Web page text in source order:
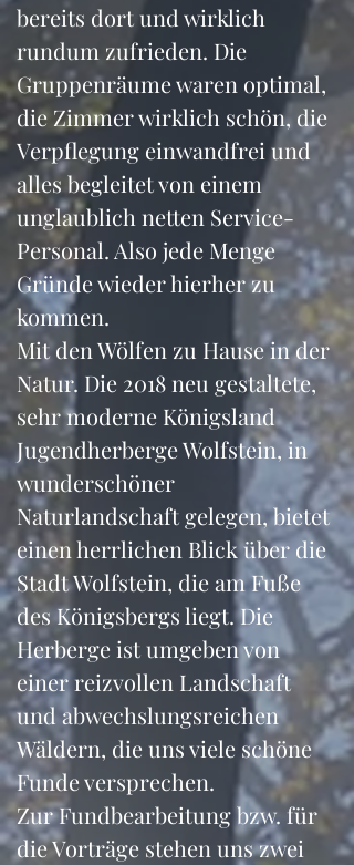
bereits dort und wirklich
rundum zufrieden. Die
Gruppenräume waren optimal,
die Zimmer wirklich schön, die
Verpflegung einwandfrei und
alles begleitet von einem
unglaublich netten Service-
Personal. Also jede Menge
Gründe wieder hierher zu
kommen.
Mit den Wölfen zu Hause in der
Natur. Die 2018 neu gestaltete,
sehr moderne Königsland
Jugendherberge Wolfstein, in
wunderschöner
Naturlandschaft gelegen, bietet
einen herrlichen Blick über die
Stadt Wolfstein, die am Fuße
des Königsbergs liegt. Die
Herberge ist umgeben von
einer reizvollen Landschaft
und abwechslungsreichen
Wäldern, die uns viele schöne
Funde versprechen.
Zur Fundbearbeitung bzw. für
die Vorträge stehen uns zwei